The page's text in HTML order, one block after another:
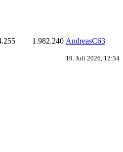
1.982.240 AndreasC63
19. Juli 2026, 12:34